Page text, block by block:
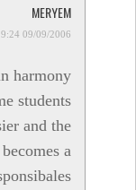
MERYEM
09/09/2006 AT 19:24
harmony
students
and the
a